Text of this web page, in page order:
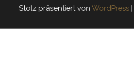
Stolz präsentiert von WordPress |